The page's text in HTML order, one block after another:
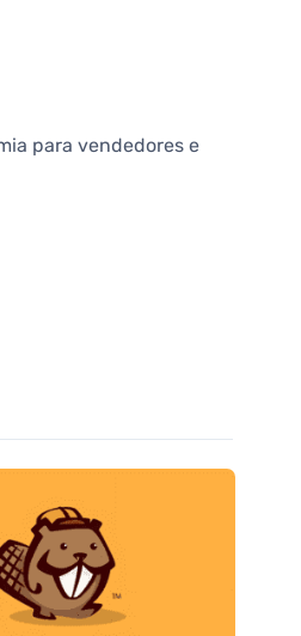
para vendedores e